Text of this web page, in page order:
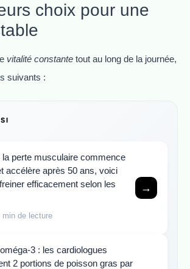
choix pour une
vitalité constante tout au long de la journée,
suivants :
la perte musculaire commence
accélère après 50 ans, voici
efficacement selon les
min de lecture
→
3 : les cardiologues
2 portions de poisson gras par